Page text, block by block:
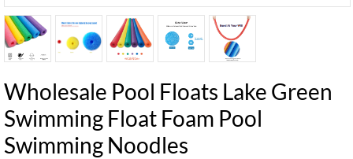
Wholesale Pool Floats Lake Green
Swimming Float Foam Pool
Swimming Noodles